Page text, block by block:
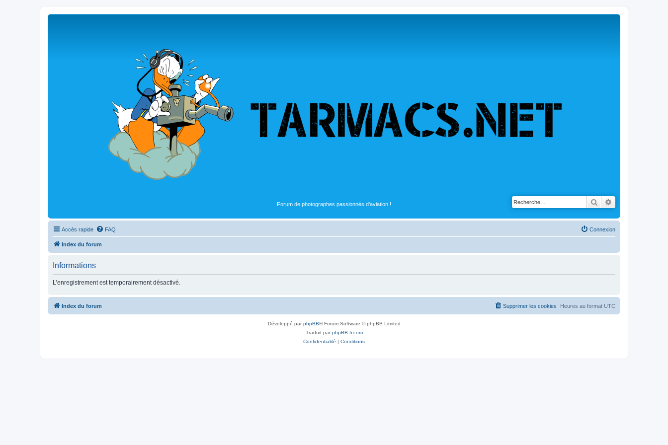
Forum de photographes passionnés d'aviation ! Rechercher
Accès rapide FAQ Connexion
Index du forum
Informations
L’enregistrement est temporairement désactivé.
Index du forum Heures au format UTC
Supprimer les cookies
Développé parphpBB® Forum Software © phpBB Limited
Traduit parphpBB-fr.com
Confidentialité | Conditions